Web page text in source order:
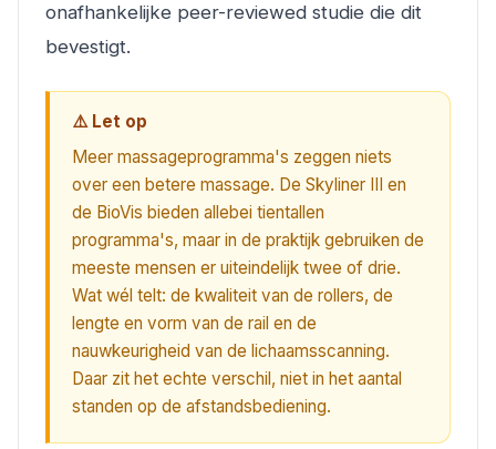
onafhankelijke peer-reviewed studie die dit
bevestigt.
⚠️ Let op
Meer massageprogramma's zeggen niets
over een betere massage. De Skyliner III en
de BioVis bieden allebei tientallen
programma's, maar in de praktijk gebruiken de
meeste mensen er uiteindelijk twee of drie.
Wat wél telt: de kwaliteit van de rollers, de
lengte en vorm van de rail en de
nauwkeurigheid van de lichaamsscanning.
Daar zit het echte verschil, niet in het aantal
standen op de afstandsbediening.